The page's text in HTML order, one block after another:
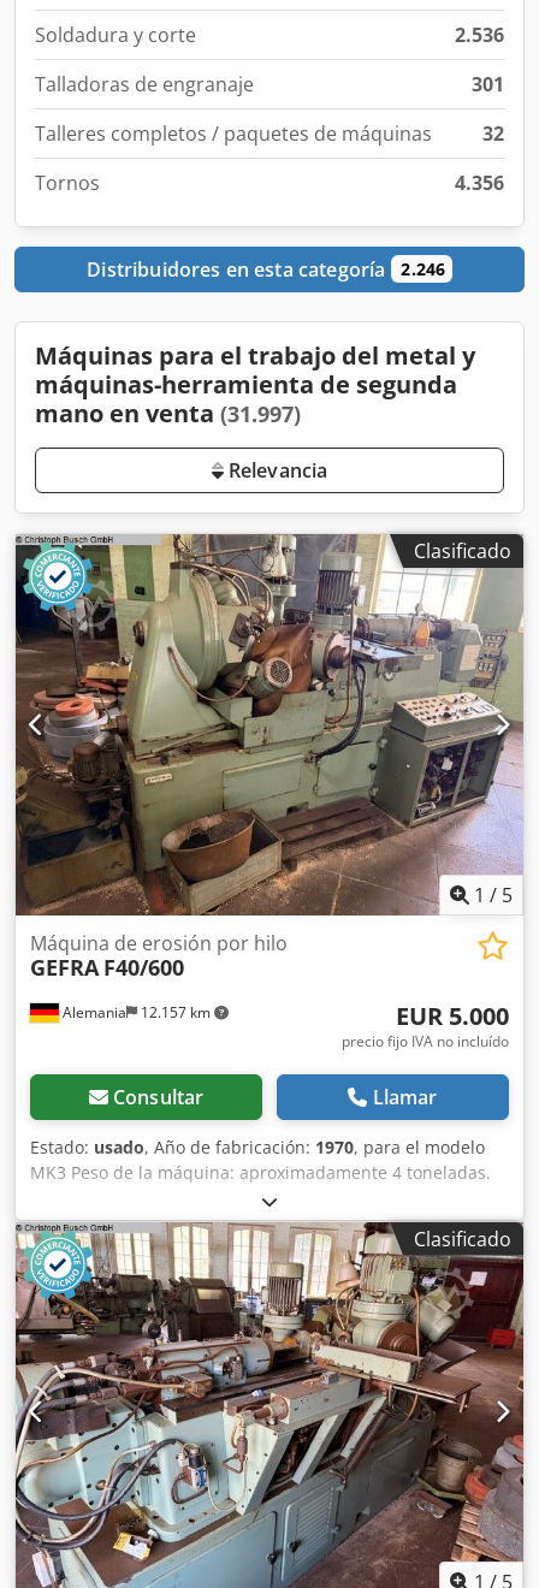
Soldadura y corte
2.536
Talladoras de engranaje
301
Talleres completos / paquetes de máquinas
32
Tornos
4.356
Distribuidores en esta categoría 2.246
Máquinas para el trabajo del metal y
máquinas-herramienta de segunda
mano en venta (31.997)
Relevancia
Clasificado
1 / 5
Alemania 12.157 km
Máquina de erosión por hilo
GEFRA F40/600
EUR 5.000
precio fijo IVA no incluído
Consultar Llamar
Estado: usado, Año de fabricación: 1970, para el modelo
MK3 Peso de la máquina: aproximadamente 4 toneladas.
Clasificado
1 / 5